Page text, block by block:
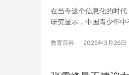
在当今这个信息化的时
研究显示，中国青少年
教育百科 2025年3月26日